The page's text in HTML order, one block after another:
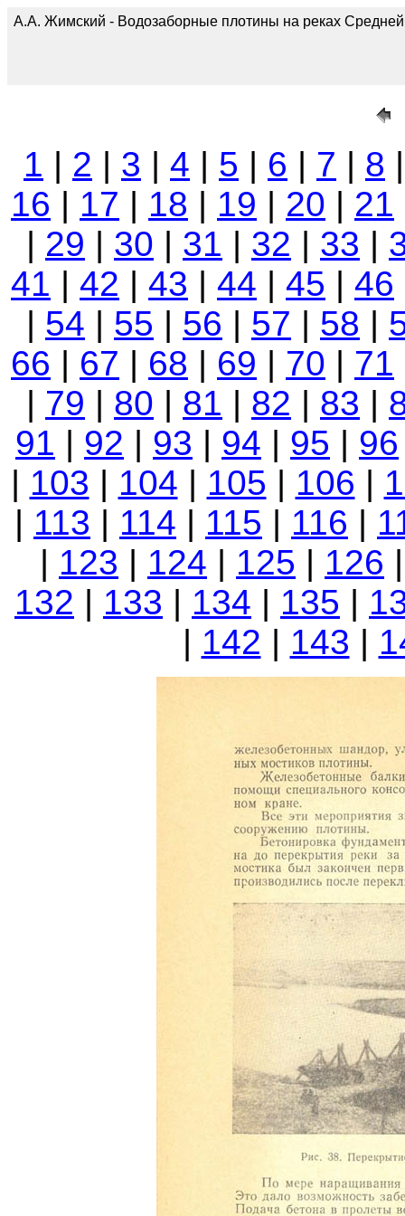
А.А. Жимский - Водозаборные плотины на реках
1 | 2 | 3 | 4 | 5 | 6 | 7 | 8
16 | 17 | 18 | 19 | 20 | 21
| 29 | 30 | 31 | 32 | 33 |
41 | 42 | 43 | 44 | 45 | 46
| 54 | 55 | 56 | 57 | 58 |
66 | 67 | 68 | 69 | 70 | 71
| 79 | 80 | 81 | 82 | 83 |
91 | 92 | 93 | 94 | 95 | 96
| 103 | 104 | 105 | 106 |
| 113 | 114 | 115 | 116 |
| 123 | 124 | 125 | 126
132 | 133 | 134 | 135 |
| 142 | 143 |